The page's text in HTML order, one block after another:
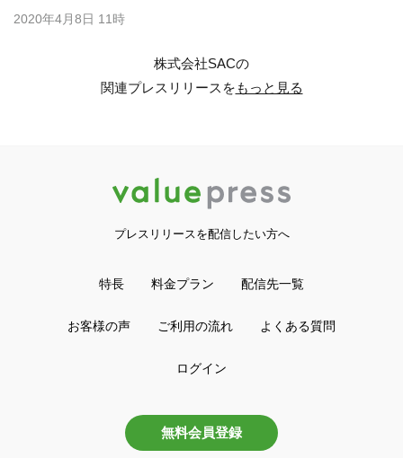
2020年4月8日 11時
株式会社SACの
関連プレスリリースをもっと見る
プレスリリースを配信したい方へ
特長 料金プラン 配信先一覧
お客様の声 ご利用の流れ よくある質問
ログイン
無料会員登録